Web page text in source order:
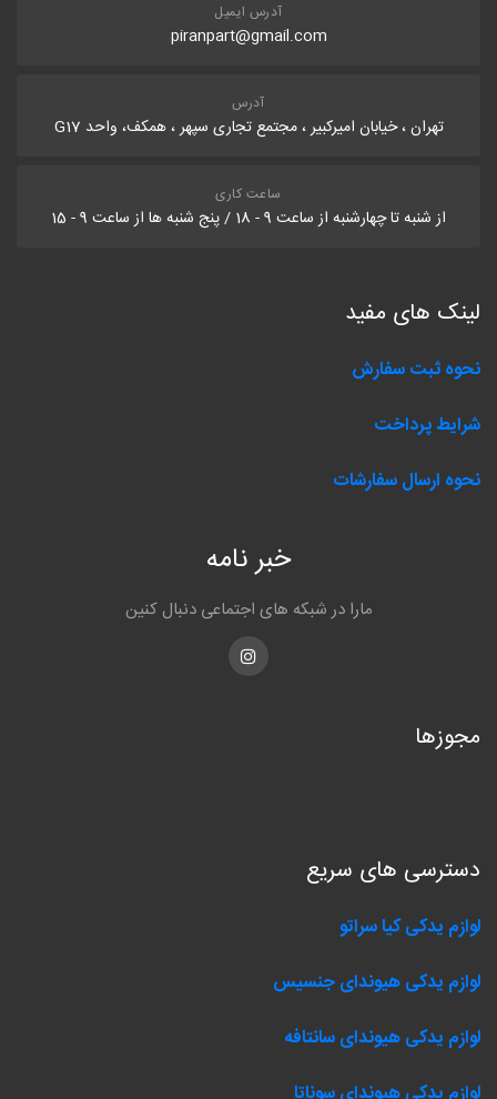
آدرس ایمیل
piranpart@gmail.com
آدرس
تهران ، خیابان امیرکبیر ، مجتمع تجاری سپهر ، همکف، واحد G17
ساعت کاری
از شنبه تا چهارشنبه از ساعت 9 - 18 / پنج شنبه ها از ساعت 9 - 15
لینک های مفید
نحوه ثبت سفارش
شرایط پرداخت
نحوه ارسال سفارشات
خبر نامه
مارا در شبکه های اجتماعی دنبال کنین
Instagram
مجوزها
دسترسی های سریع
لوازم یدکی کیا سراتو
لوازم یدکی هیوندای جنسیس
لوازم یدکی هیوندای سانتافه